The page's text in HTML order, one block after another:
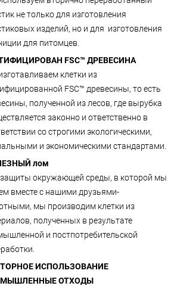
не только для изготовления
изделий, но и для изготовления
для питомцев.
FSC™ ДРЕВЕСИНА
клетки из
FSC™ древесины, то есть
полученной из лесов, где вырубка
законно и ответственно в
со строгими экологическими,
и экономическими стандартами.
лом
окружающей среды, в которой мы
вместе с нашими друзьями-
мы производим клетки из
полученных в результате
и постпотребительской
ИСПОЛЬЗОВАНИЕ
ОТХОДЫ